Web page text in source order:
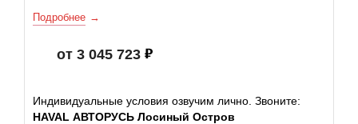
Подробнее
от 3 045 723
Индивидуальные условия озвучим лично. Звоните:
HAVAL АВТОРУСЬ Лосиный Остров